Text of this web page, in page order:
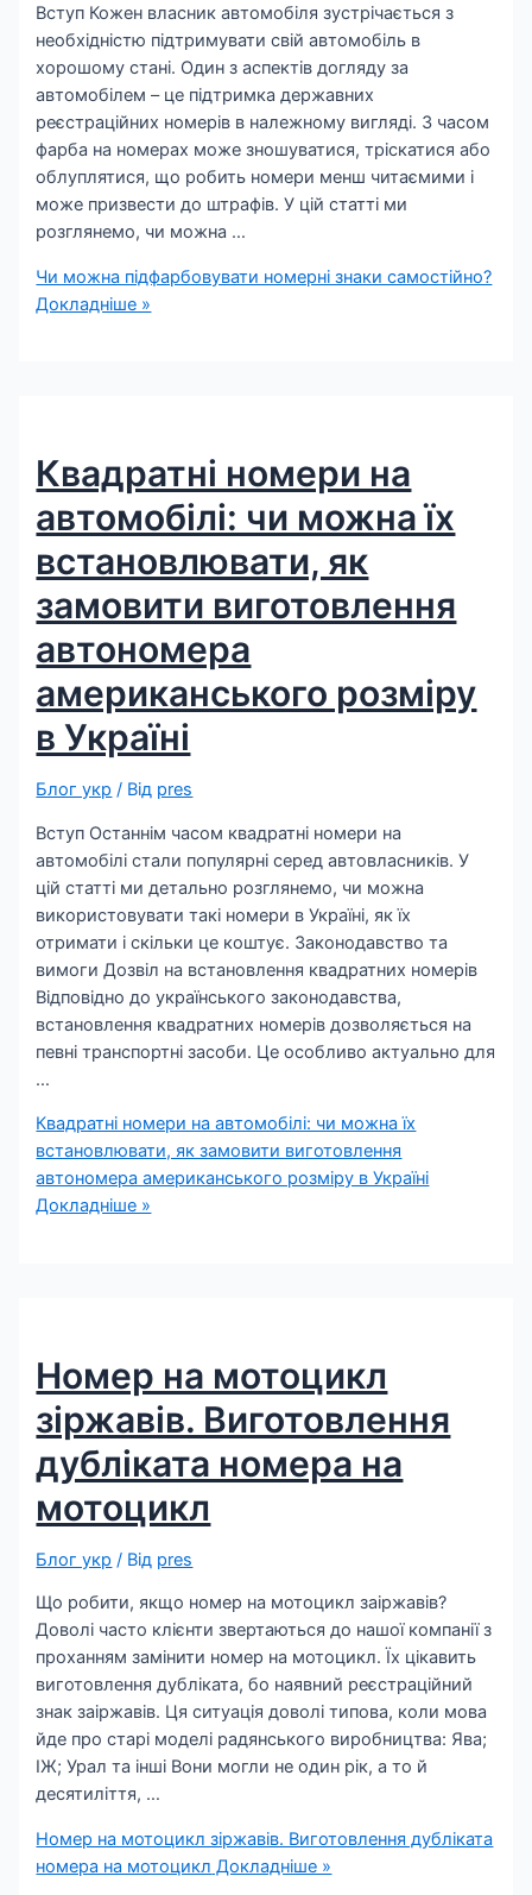
Вступ Кожен власник автомобіля зустрічається з
необхідністю підтримувати свій автомобіль в
хорошому стані. Один з аспектів догляду за
автомобілем – це підтримка державних
реєстраційних номерів в належному вигляді. З часом
фарба на номерах може зношуватися, тріскатися або
облуплятися, що робить номери менш читаємими і
може призвести до штрафів. У цій статті ми
розглянемо, чи можна …
Чи можна підфарбовувати номерні знаки самостійно?
Докладніше »
Квадратні номери на
автомобілі: чи можна їх
встановлювати, як
замовити виготовлення
автономера
американського розміру
в Україні
Блог укр / Від pres
Вступ Останнім часом квадратні номери на
автомобілі стали популярні серед автовласників. У
цій статті ми детально розглянемо, чи можна
використовувати такі номери в Україні, як їх
отримати і скільки це коштує. Законодавство та
вимоги Дозвіл на встановлення квадратних номерів
Відповідно до українського законодавства,
встановлення квадратних номерів дозволяється на
певні транспортні засоби. Це особливо актуально для
…
Квадратні номери на автомобілі: чи можна їх
встановлювати, як замовити виготовлення
автономера американського розміру в Україні
Докладніше »
Номер на мотоцикл
зіржавів. Виготовлення
дубліката номера на
мотоцикл
Блог укр / Від pres
Що робити, якщо номер на мотоцикл заіржавів?
Доволі часто клієнти звертаються до нашої компанії з
проханням замінити номер на мотоцикл. Їх цікавить
виготовлення дубліката, бо наявний реєстраційний
знак заіржавів. Ця ситуація доволі типова, коли мова
йде про старі моделі радянського виробництва: Ява;
ІЖ; Урал та інші Вони могли не один рік, а то й
десятиліття, …
Номер на мотоцикл зіржавів. Виготовлення дубліката
номера на мотоцикл Докладніше »